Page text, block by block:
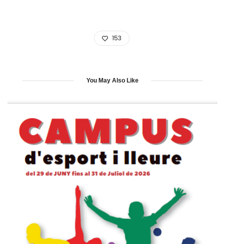
153
You May Also Like